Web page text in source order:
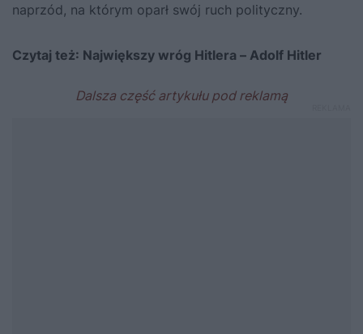
naprzód, na którym oparł swój ruch polityczny.
Czytaj też: Największy wróg Hitlera – Adolf Hitler